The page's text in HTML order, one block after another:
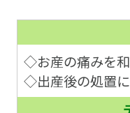
◇お産の痛みを
◇出産後の処置